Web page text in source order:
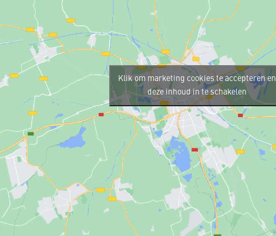
Klik om marketing cookies te accepteren en
deze inhoud in te schakelen